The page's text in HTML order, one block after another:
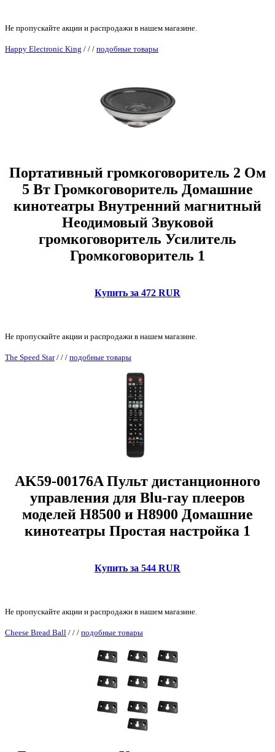
Не пропускайте акции и распродажи в нашем магазине.
Happy Electronic King / / / подобные товары
Портативный громкоговоритель 2 Ом
5 Вт Громкоговоритель Домашние
кинотеатры Внутренний магнитный
Неодимовый Звуковой
громкоговоритель Усилитель
Громкоговоритель 1
Купить за 472 RUR
Не пропускайте акции и распродажи в нашем магазине.
The Speed Star/ / / подобные товары
AK59-00176A Пульт дистанционного
управления для Blu-ray плееров
моделей H8500 и H8900 Домашние
кинотеатры Простая настройка 1
Купить за 544 RUR
Не пропускайте акции и распродажи в нашем магазине.
Cheese Bread Ball / / / подобные товары